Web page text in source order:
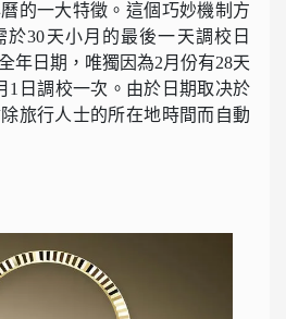
的一大特徵。這個巧妙機制方
30天小月的最後一天調校日
年日期，唯獨因為2月份有28天
1日調校一次。由於日期取决於
旅行人士的所在地時間而自動